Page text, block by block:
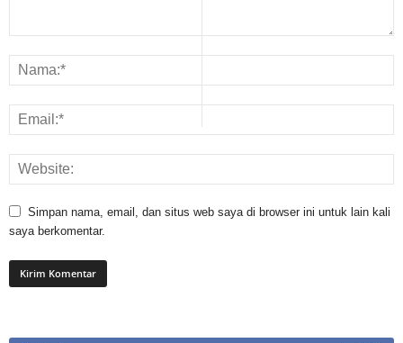
Simpan nama, email, dan situs web saya di browser ini untuk lain kali
saya berkomentar.